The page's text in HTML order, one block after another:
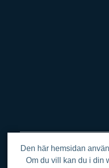
Den här hemsidan
Om du vill kan du i din